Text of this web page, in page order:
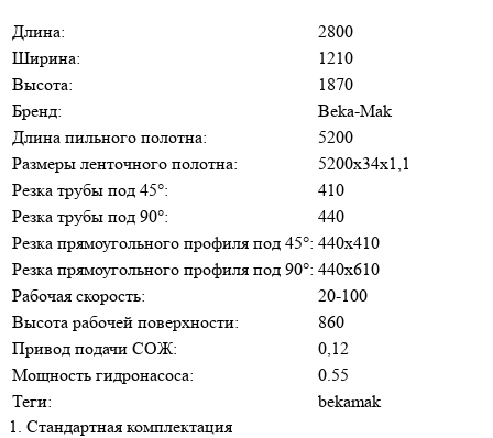
Длина:
2800
Ширина:
1210
Высота:
1870
Бренд:
Beka-Mak
Длина пильного полотна:
5200
Размеры ленточного полотна:
5200х34х1,1
Резка трубы под 45°:
410
Резка трубы под 90°:
440
Резка прямоугольного профиля под 45°: 440х410
Резка прямоугольного профиля под 90°: 440х610
Рабочая скорость:
20-100
Высота рабочей поверхности:
860
Привод подачи СОЖ:
0,12
Мощность гидронасоса:
0.55
Теги:
bekamak
1. Стандартная комплектация